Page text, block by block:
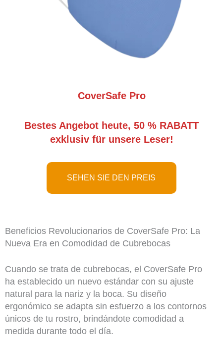
CoverSafe Pro
Bestes Angebot heute, 50 % RABATT
exklusiv für unsere Leser!
SEHEN SIE DEN PREIS
Beneficios Revolucionarios de CoverSafe Pro: La
Nueva Era en Comodidad de Cubrebocas
Cuando se trata de cubrebocas, el CoverSafe Pro
ha establecido un nuevo estándar con su ajuste
natural para la nariz y la boca. Su diseño
ergonómico se adapta sin esfuerzo a los contornos
únicos de tu rostro, brindándote comodidad a
medida durante todo el día.